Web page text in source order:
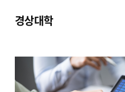
경상대학